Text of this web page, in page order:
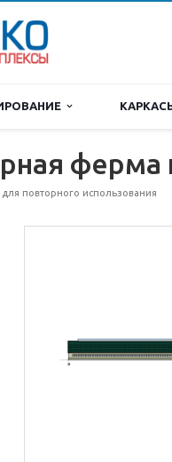
ферма
повторного использования